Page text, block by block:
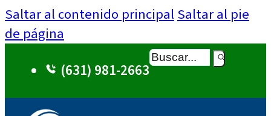
Saltar al contenido principal Saltar al pie
de página
(631) 981-2663
Buscar